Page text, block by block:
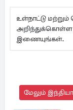
உள்நாட்டு
அறிந்துக்கொள்ள
இணையுங்கள்.
மேலும்